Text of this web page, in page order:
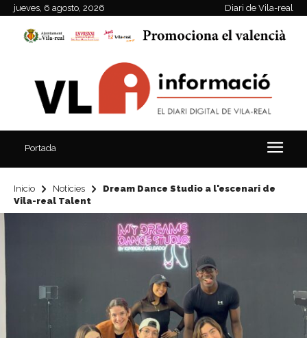
jueves, 6 agosto, 2026 Diari de Vila-real
Portada
Inicio Notícies
Dream Dance Studio a l'escenari de
Vila-real Talent